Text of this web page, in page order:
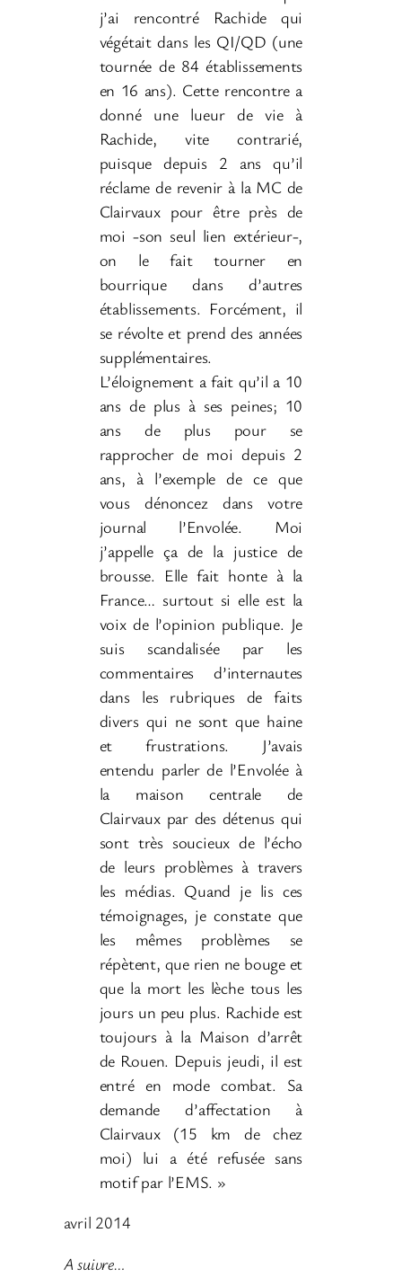
j’ai rencontré Rachide qui
végétait dans les QI/QD (une
tournée de 84 établissements
en 16 ans). Cette rencontre a
donné une lueur de vie à
Rachide, vite contrarié,
puisque depuis 2 ans qu’il
réclame de revenir à la MC de
Clairvaux pour être près de
moi -son seul lien extérieur-,
on le fait tourner en
bourrique dans d’autres
établissements. Forcément, il
se révolte et prend des années
supplémentaires.
L’éloignement a fait qu’il a 10
ans de plus à ses peines; 10
ans de plus pour se
rapprocher de moi depuis 2
ans, à l’exemple de ce que
vous dénoncez dans votre
journal l’Envolée. Moi
j’appelle ça de la justice de
brousse. Elle fait honte à la
France… surtout si elle est la
voix de l’opinion publique. Je
suis scandalisée par les
commentaires d’internautes
dans les rubriques de faits
divers qui ne sont que haine
et frustrations. J’avais
entendu parler de l’Envolée à
la maison centrale de
Clairvaux par des détenus qui
sont très soucieux de l’écho
de leurs problèmes à travers
les médias. Quand je lis ces
témoignages, je constate que
les mêmes problèmes se
répètent, que rien ne bouge et
que la mort les lèche tous les
jours un peu plus. Rachide est
toujours à la Maison d’arrêt
de Rouen. Depuis jeudi, il est
entré en mode combat. Sa
demande d’affectation à
Clairvaux (15 km de chez
moi) lui a été refusée sans
motif par l’EMS. »
avril 2014
A suivre…